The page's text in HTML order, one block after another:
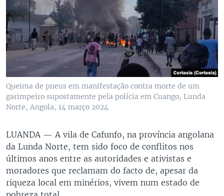
Queima de pneus em manifestação contra morte de um
garimpeiro supostamente pela polícia em Cuango, Lunda
Norte, Angola, 14 março 2024
LUANDA — A vila de Cafunfo, na província angolana
da Lunda Norte, tem sido foco de conflitos nos
últimos anos entre as autoridades e ativistas e
moradores que reclamam do facto de, apesar da
riqueza local em minérios, vivem num estado de